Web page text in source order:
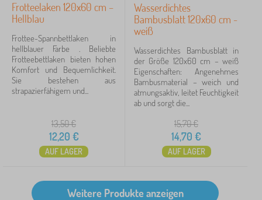
Frotteelaken 120x60 cm –
Hellblau
Frottee-Spannbettlaken in
hellblauer Farbe . Beliebte
Frotteebettlaken bieten hohen
Komfort und Bequemlichkeit.
Sie bestehen aus
strapazierfähigem und...
13,50€
12,20 €
AUF LAGER
Wasserdichtes
Bambusblatt 120x60 cm -
weiß
Wasserdichtes Bambusblatt in
der Größe 120x60 cm – weiß
Eigenschaften: Angenehmes
Bambusmaterial – weich und
atmungsaktiv, leitet Feuchtigkeit
ab und sorgt die...
15,70€
14,70 €
AUF LAGER